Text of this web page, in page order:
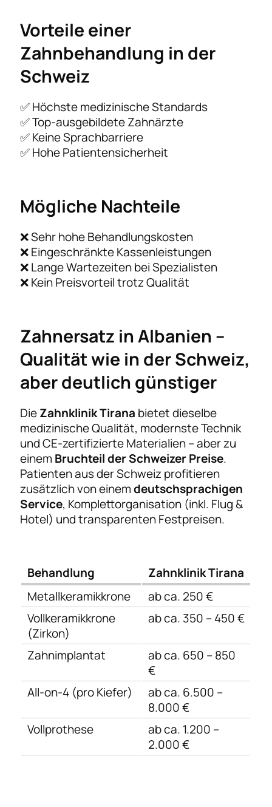
Vorteile einer
Zahnbehandlung in der
Schweiz
✅ Höchste medizinische Standards
✅ Top-ausgebildete Zahnärzte
✅ Keine Sprachbarriere
✅ Hohe Patientensicherheit
Mögliche Nachteile
❌ Sehr hohe Behandlungskosten
❌ Eingeschränkte Kassenleistungen
❌ Lange Wartezeiten bei Spezialisten
❌ Kein Preisvorteil trotz Qualität
Zahnersatz in Albanien –
Qualität wie in der Schweiz,
aber deutlich günstiger
DieZahnklinik Tirana bietet dieselbe
medizinische Qualität, modernste Technik
und CE-zertifizierte Materialien – aber zu
einem Bruchteil der Schweizer Preise.
Patienten aus der Schweiz profitieren
zusätzlich von einemdeutschsprachigen
Service, Komplettorganisation (inkl. Flug &
Hotel) und transparenten Festpreisen.
Behandlung
Zahnklinik Tirana
Metallkeramikkrone
ab ca. 250 €
Vollkeramikkrone
(Zirkon)
ab ca. 350 – 450 €
Zahnimplantat
ab ca. 650 – 850
€
All-on-4 (pro Kiefer)
ab ca. 6.500 –
8.000 €
Vollprothese
ab ca. 1.200 –
2.000 €